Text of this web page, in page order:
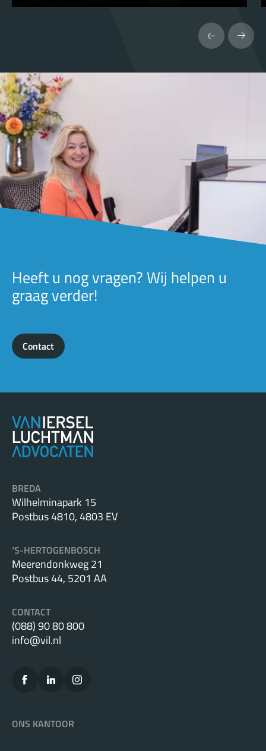
Heeft u nog vragen? Wij helpen u
graag verder!
Contact
BREDA
Wilhelminapark 15
Postbus 4810, 4803 EV
‘S-HERTOGENBOSCH
Meerendonkweg 21
Postbus 44, 5201 AA
CONTACT
(088) 90 80 800
info@vil.nl
ONS KANTOOR